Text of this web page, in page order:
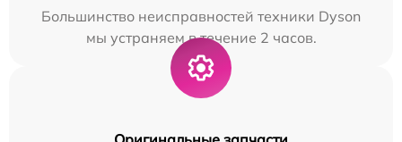
Большинство неисправностей техники Dyson
мы устраняем в течение 2 часов.